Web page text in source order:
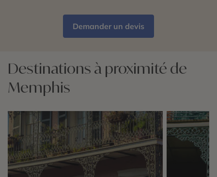
Demander un devis
Destinations à proximité de
Memphis